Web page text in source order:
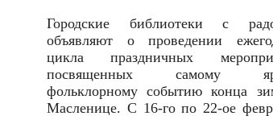
Городские библиотеки с
объявляют о проведении
цикла праздничных
посвященных самому
фольклорному событию конца
Масленице. С 16-го по 22-ое